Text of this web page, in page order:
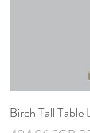
Birch Tall Table